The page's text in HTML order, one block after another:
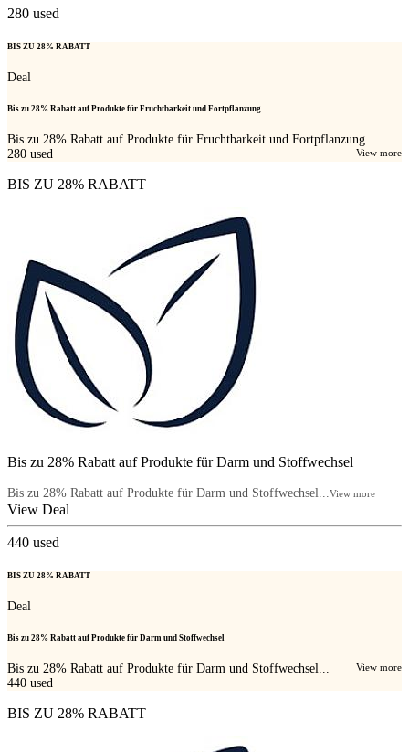
280 used
BIS ZU 28% RABATT
Deal
Bis zu 28% Rabatt auf Produkte für Fruchtbarkeit und Fortpflanzung
Bis zu 28% Rabatt auf Produkte für Fruchtbarkeit und Fortpflanzung...
View more
280 used
BIS ZU 28% RABATT
Bis zu 28% Rabatt auf Produkte für Darm und Stoffwechsel
Bis zu 28% Rabatt auf Produkte für Darm und Stoffwechsel...View more
View Deal
440 used
BIS ZU 28% RABATT
Deal
Bis zu 28% Rabatt auf Produkte für Darm und Stoffwechsel
Bis zu 28% Rabatt auf Produkte für Darm und Stoffwechsel... View more
440 used
BIS ZU 28% RABATT